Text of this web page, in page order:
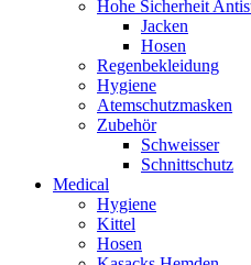
Hohe Sicherheit
Jacken
Hosen
Regenbekleidung
Hygiene
Atemschutzmasken
Zubehör
Schweisser
Schnittschutz
Medical
Hygiene
Kittel
Hosen